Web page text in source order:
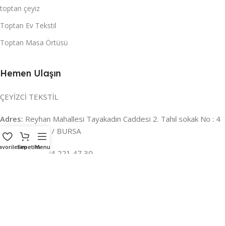
toptan çeyiz
Toptan Ev Tekstil
Toptan Masa Örtüsü
Hemen Ulaşın
ÇEYİZCİ TEKSTİL
Adres: Reyhan Mahallesi Tayakadın Caddesi 2. Tahıl sokak No : 4
/ a Osmangazi / BURSA
İLETİŞİM : 0224 221 47 30
SepetimMenu